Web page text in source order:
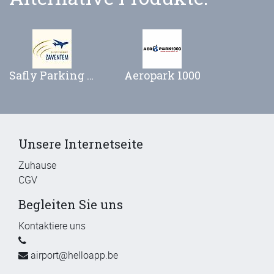
Safly Parking Zaventem Aeropark 1000
Unsere Internetseite
Zuhause
CGV
Begleiten Sie uns
Kontaktiere uns
airport@helloapp.be